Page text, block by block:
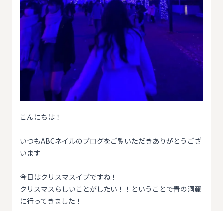
こんにちは！
いつもABCネイルのブログをご覧いただきありがとうござ
います
今日はクリスマスイブですね！
クリスマスらしいことがしたい！！ということで青の洞窟
に行ってきました！